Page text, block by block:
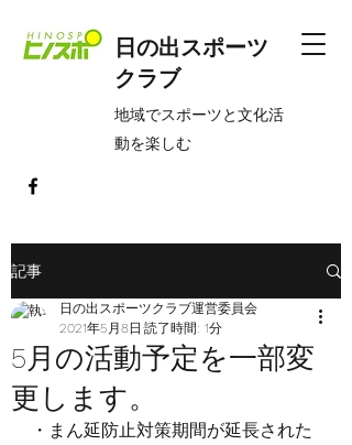
日の出スポーツ
クラブ
​地域でスポーツと文化活
動を楽しむ
記事
5月の活動予定を一部変
更します。
日の出スポーツクラブ運営委員会
2021年5月8日 読了時間: 1分
・まん延防止対策期間が延長された